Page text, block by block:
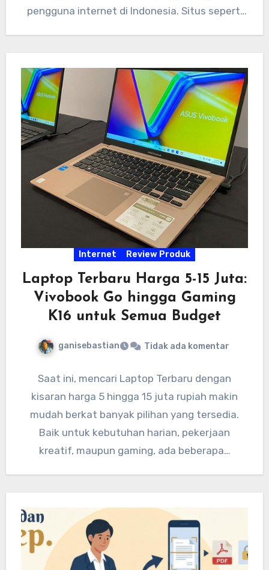
pengguna internet di Indonesia. Situs seperti
Internet Review Produk
Laptop Terbaru Harga 5-15 Juta:
Vivobook Go hingga Gaming
K16 untuk Semua Budget
ganisebastian Tidak ada komentar
Saat ini, mencari Laptop Terbaru dengan
kisaran harga 5 hingga 15 juta rupiah makin
mudah berkat banyak pilihan yang tersedia.
Baik untuk kebutuhan harian, pekerjaan
kreatif, maupun gaming, ada beberapa…